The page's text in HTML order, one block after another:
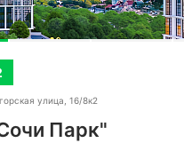
улица, 16/8к2
Парк"